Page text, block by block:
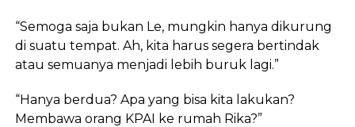
“Semoga saja bukan Le, mungkin hanya dikurung
di suatu tempat. Ah, kita harus segera bertindak
atau semuanya menjadi lebih buruk lagi.”
“Hanya berdua? Apa yang bisa kita lakukan?
Membawa orang KPAI ke rumah Rika?”